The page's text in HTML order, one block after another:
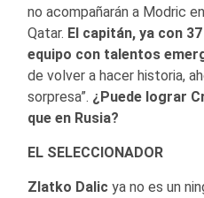
no acompañarán a Modric
Qatar. El capitán, ya con
equipo con talentos
de volver a hacer historia,
sorpresa”. ¿Puede lograr
que en Rusia?
EL SELECCIONADOR
Zlatko Dalic ya no es un